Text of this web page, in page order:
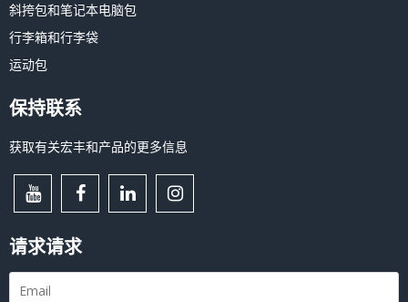
斜挎包和笔记本电脑包
行李箱和行李袋
运动包
保持联系
获取有关宏丰和产品的更多信息
请求请求